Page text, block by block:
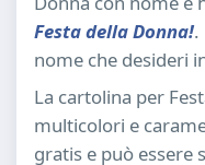
Festa della Donna!.
nome che desideri
La cartolina per
multicolori e
gratis e può essere